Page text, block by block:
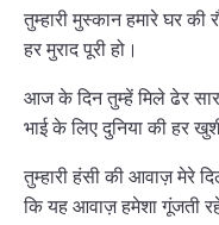
तुम्हारी मुस्कान हमारे घर की
हर मुराद पूरी हो।
आज के दिन तुम्हें मिले ढेर
भाई के लिए दुनिया की हर
तुम्हारी हंसी की आवाज़ मेरे
कि यह आवाज़ हमेशा गूंजती